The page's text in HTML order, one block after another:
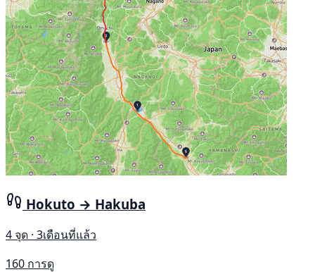
Hokuto → Hakuba
4 จุด · 3เดือนที่แล้ว
160 การดู